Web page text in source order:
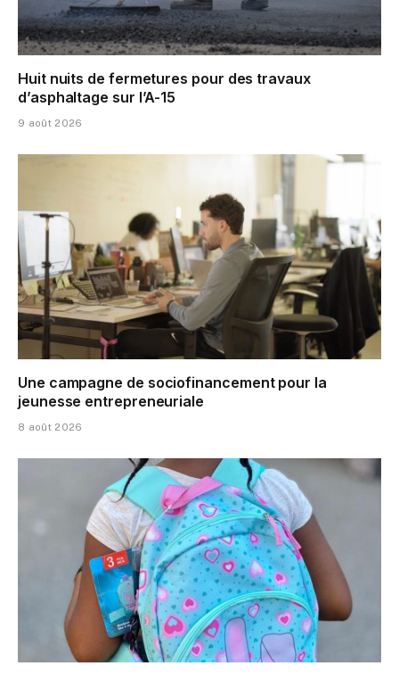
Huit nuits de fermetures pour des travaux
d’asphaltage sur l’A-15
9 août 2026
Une campagne de sociofinancement pour la
jeunesse entrepreneuriale
8 août 2026